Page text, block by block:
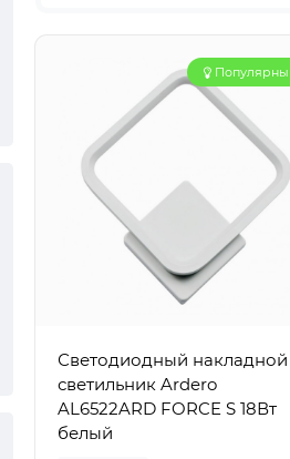
Светодиодный накладной
светильник Ardero
AL6522ARD FORCE S 18Вт
белый